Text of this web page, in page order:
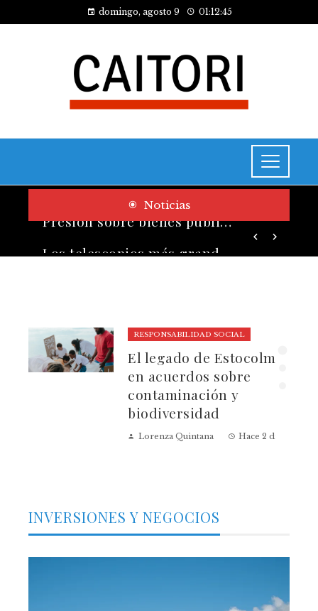
domingo, agosto 9 01:12:46
Noticias
RESPONSABILIDAD SOCIAL
El legado de Estocolmo
en acuerdos sobre
contaminación y
biodiversidad
Lorenza Quintana Hace 2 días
INVERSIONES Y NEGOCIOS